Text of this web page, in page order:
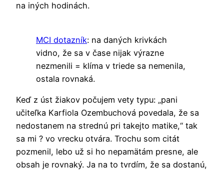
na iných hodinách.
MCI dotazník: na daných krivkách
vidno, že sa v čase nijak výrazne
nezmenili = klíma v triede sa nemenila,
ostala rovnaká.
Keď z úst žiakov počujem vety typu: „pani
učiteľka Karfiola Ozembuchová povedala, že sa
nedostanem na strednú pri takejto matike,“ tak
sa mi ? vo vrecku otvára. Trochu som citát
pozmenil, lebo už si ho nepamätám presne, ale
obsah je rovnaký. Ja na to tvrdím, že sa dostanú,